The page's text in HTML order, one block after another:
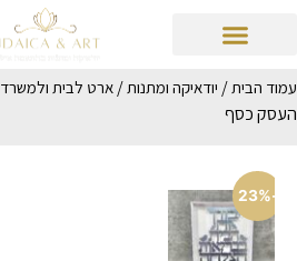
עמוד הבית/ יודאיקה ומתנות/ ארט לבית ולמשרד
העסק כסף
-23%